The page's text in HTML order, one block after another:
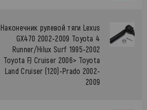
Наконечник рулевой тяги Lexus
GX470 2002-2009 Toyota 4
Runner/Hilux Surf 1995-2002
Toyota FJ Cruiser 2006> Toyota
Land Cruiser (120)-Prado 2002-
2009